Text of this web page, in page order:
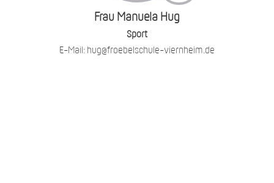
Frau Manuela Hug
Sport
E-Mail: hug@froebelschule-viernheim.de